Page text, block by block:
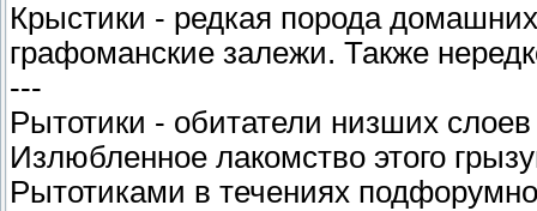
Крыстики - редкая порода
графоманские залежи. Также
---
Рытотики - обитатели низших
Излюбленное лакомство этого
Рытотиками в течениях